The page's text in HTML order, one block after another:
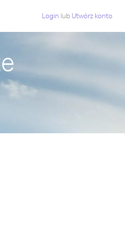
Login lub Utwórz konto